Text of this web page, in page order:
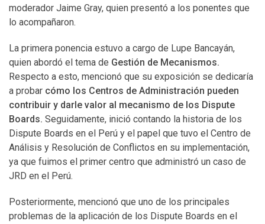
moderador Jaime Gray, quien presentó a los ponentes que
lo acompañaron.
La primera ponencia estuvo a cargo de Lupe Bancayán,
quien abordó el tema de Gestión de Mecanismos.
Respecto a esto, mencionó que su exposición se dedicaría
a probar cómo los Centros de Administración pueden
contribuir y darle valor al mecanismo de los Dispute
Boards. Seguidamente, inició contando la historia de los
Dispute Boards en el Perú y el papel que tuvo el Centro de
Análisis y Resolución de Conflictos en su implementación,
ya que fuimos el primer centro que administró un caso de
JRD en el Perú.
Posteriormente, mencionó que uno de los principales
problemas de la aplicación de los Dispute Boards en el